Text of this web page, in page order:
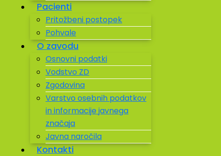
Pacienti
Pritožbeni postopek
Pohvale
O zavodu
Osnovni podatki
Vodstvo ZD
Zgodovina
Varstvo osebnih podatkov
in informacije javnega
značaja
Javna naročila
Kontakti